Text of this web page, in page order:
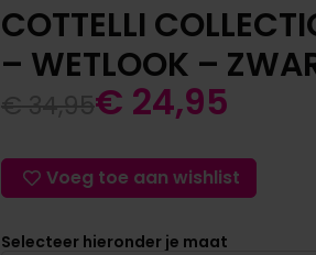
COTTELLI
– WETLOOK –
€ 24,95
Voeg toe aan wishlist
Selecteer hieronder je maat